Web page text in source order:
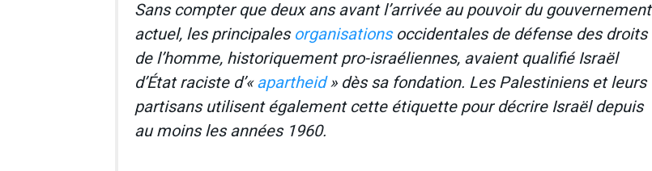
Sans compter que deux ans avant l’arrivée au pouvoir du gouvernement
actuel, les principalesorganisationsoccidentales de défense des droits
de l’homme, historiquement pro-israéliennes, avaient qualifié Israël
d’État raciste d’«apartheid» dès sa fondation. Les Palestiniens et leurs
partisans utilisent également cette étiquette pour décrire Israël depuis
au moins les années 1960.